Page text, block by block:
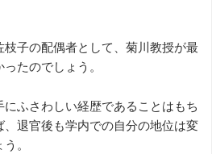
子の配偶者として、菊川教授が最
たのでしょう。
ふさわしい経歴であることはもち
、退官後も学内での自分の地位は変
。